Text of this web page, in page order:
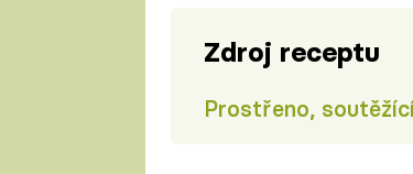
Zdroj receptu
Prostřeno,